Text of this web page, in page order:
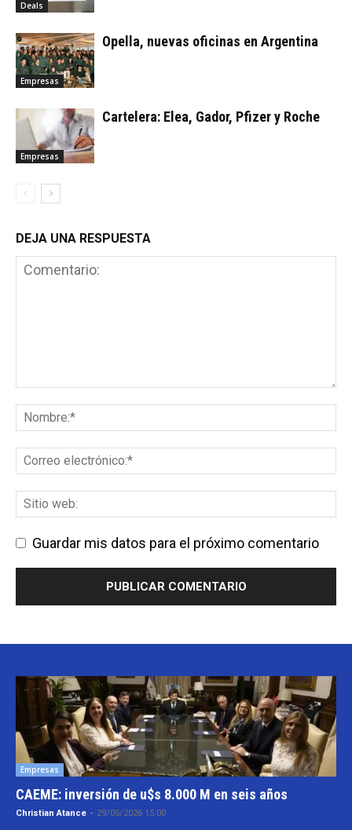
Deals
Empresas
Opella, nuevas oficinas en Argentina
Empresas
Cartelera: Elea, Gador, Pfizer y Roche
DEJA UNA RESPUESTA
Guardar mis datos para el próximo comentario
Empresas
CAEME: inversión de u$s 8.000 M en seis años
Christian Atance - 29/05/2026 15:00